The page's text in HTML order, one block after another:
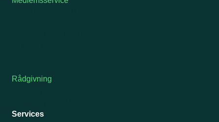
Rådgivning
Services